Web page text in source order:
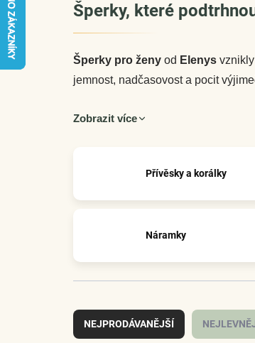
Šperky, které
Šperky pro ženy od Elenys
jemnost, nadčasovost a pocit
Zobrazit více
Přívěsky a korálky
Náramky
a
z
NEJPRODÁVANĚJŠÍ